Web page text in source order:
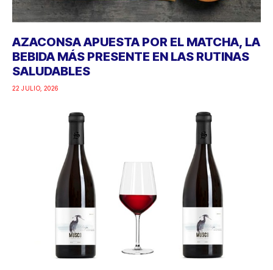
AZACONSA APUESTA POR EL MATCHA, LA
BEBIDA MÁS PRESENTE EN LAS RUTINAS
SALUDABLES
22 JULIO, 2026